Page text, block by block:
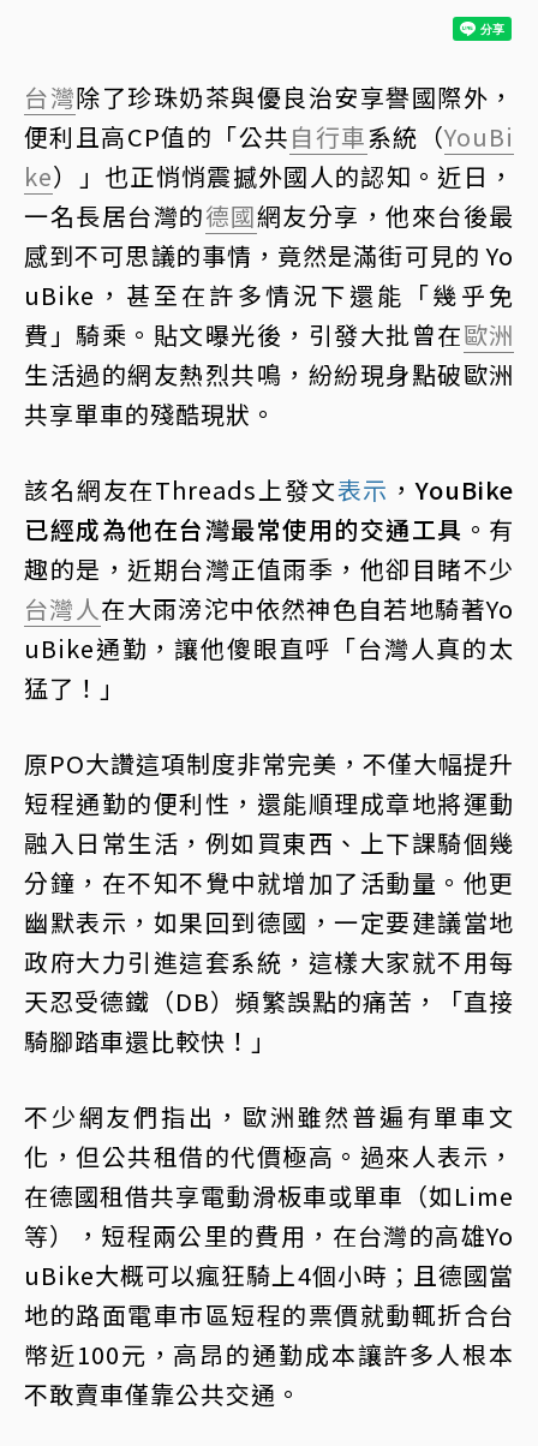
台灣除了珍珠奶茶與優良治安享譽國際外，
便利且高CP值的「公共自行車系統（YouBi
ke）」也正悄悄震撼外國人的認知。近日，
一名長居台灣的德國網友分享，他來台後最
感到不可思議的事情，竟然是滿街可見的 Yo
uBike，甚至在許多情況下還能「幾乎免
費」騎乘。貼文曝光後，引發大批曾在歐洲
生活過的網友熱烈共鳴，紛紛現身點破歐洲
共享單車的殘酷現狀。
該名網友在Threads上發文表示 ，YouBike
已經成為他在台灣最常使用的交通工具 。有
趣的是，近期台灣正值雨季，他卻目睹不少
台灣人在大雨滂沱中依然神色自若地騎著Yo
uBike通勤，讓他傻眼直呼「台灣人真的太
猛了！」
原PO大讚這項制度非常完美，不僅大幅提升
短程通勤的便利性，還能順理成章地將運動
融入日常生活，例如買東西、上下課騎個幾
分鐘，在不知不覺中就增加了活動量。他更
幽默表示，如果回到德國，一定要建議當地
政府大力引進這套系統，這樣大家就不用每
天忍受德鐵（DB）頻繁誤點的痛苦，「直接
騎腳踏車還比較快！」
不少網友們指出，歐洲雖然普遍有單車文
化，但公共租借的代價極高。過來人表示，
在德國租借共享電動滑板車或單車（如Lime
等），短程兩公里的費用，在台灣的高雄Yo
uBike大概可以瘋狂騎上4個小時；且德國當
地的路面電車市區短程的票價就動輒折合台
幣近100元，高昂的通勤成本讓許多人根本
不敢賣車僅靠公共交通。